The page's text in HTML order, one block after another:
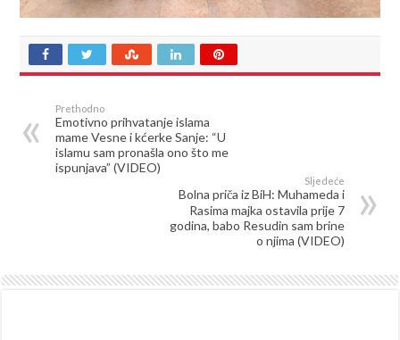
Prethodno
Emotivno prihvatanje islama
mame Vesne i kćerke Sanje: “U
islamu sam pronašla ono što me
ispunjava” (VIDEO)
Sljedeće
Bolna priča iz BiH: Muhameda i
Rasima majka ostavila prije 7
godina, babo Resudin sam brine
o njima (VIDEO)